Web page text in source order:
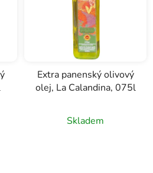
Extra panenský olivový
olej, La Calandina, 075l
Skladem